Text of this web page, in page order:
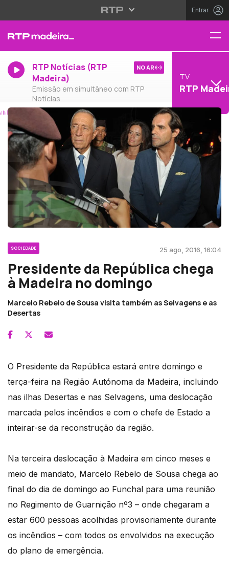
Entrar
RTP Notícias (RTP
Madeira)
Emissão em simultâneo com RTP
Notícias
NO AR
TV
RTP
SOCIEDADE 25 ago, 2016, 16:04
Presidente da República chega
à Madeira no domingo
Marcelo Rebelo de Sousa visita também as Selvagens e as
Desertas
O Presidente da República estará entre domingo e
terça-feira na Região Autónoma da Madeira, incluindo
nas ilhas Desertas e nas Selvagens, uma deslocação
marcada pelos incêndios e com o chefe de Estado a
inteirar-se da reconstrução da região.
Na terceira deslocação à Madeira em cinco meses e
meio de mandato, Marcelo Rebelo de Sousa chega ao
final do dia de domingo ao Funchal para uma reunião
no Regimento de Guarnição nº3 – onde chegaram a
estar 600 pessoas acolhidas provisoriamente durante
os incêndios – com todos os envolvidos na execução
do plano de emergência.